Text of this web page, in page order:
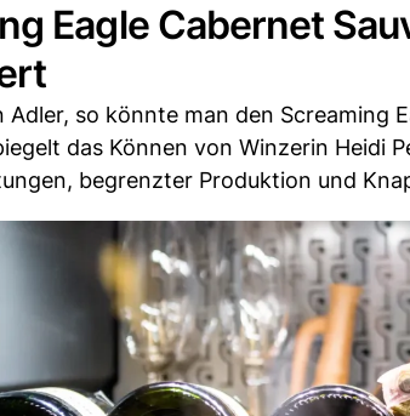
Eagle Cabernet
Adler, so könnte man den Screaming
das Können von Winzerin Heidi
begrenzter Produktion und